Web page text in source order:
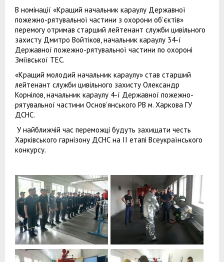
В номінації «Кращий начальник караулу Державної
пожежно-рятувальної частини з охорони об’єктів»
перемогу отримав старший лейтенант служби цивільного
захисту Дмитро Войтіков, начальник караулу 34-ї
Державної пожежно-рятувальної частини по охороні
Зміївської ТЕС.
«Кращий молодий начальник караулу» став старший
лейтенант служби цивільного захисту Олександр
Корнілов, начальник караулу 4-ї Державної пожежно-
рятувальної частини Основ’янського РВ м. Харкова ГУ
ДСНС.
У найближчій час переможці будуть захищати честь
Харківського гарнізону ДСНС на ІІ етапі Всеукраїнського
конкурсу.